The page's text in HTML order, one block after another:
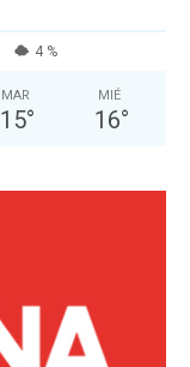
4 %
MAR
15°
MIÉ
16°